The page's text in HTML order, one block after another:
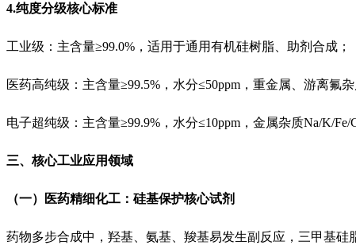
4.纯度分级核心标准
工业级：主含量≥99.0%，适用于通用有机硅树脂、助剂合成；
医药高纯级：主含量≥99.5%，水分≤50ppm，重金属、游离氟
电子超纯级：主含量≥99.9%，水分≤10ppm，金属杂质Na/K/
三、核心工业应用领域
（一）医药精细化工：硅基保护核心试剂
药物多步合成中，羟基、氨基、羧基易发生副反应，三甲基硅